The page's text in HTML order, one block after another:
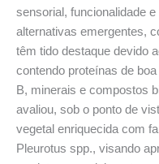
sensorial, funcionalidade
alternativas emergentes,
têm tido destaque devido
contendo proteínas de
B, minerais e compostos
avaliou, sob o ponto de
vegetal enriquecida com
Pleurotus spp., visando